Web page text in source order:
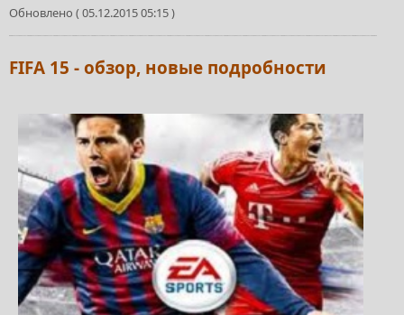
Обновлено ( 05.12.2015 05:15 )
FIFA 15 - обзор, новые подробности